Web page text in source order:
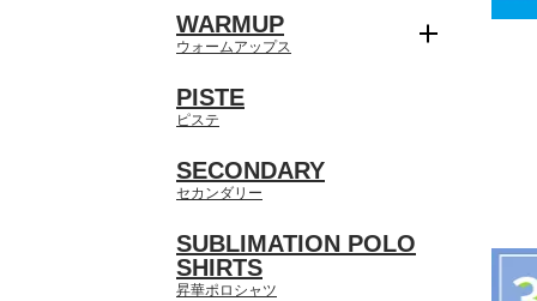
WARMUP
ウォームアップス
PISTE
ピステ
SECONDARY
セカンダリー
SUBLIMATION POLO
SHIRTS
昇華ポロシャツ